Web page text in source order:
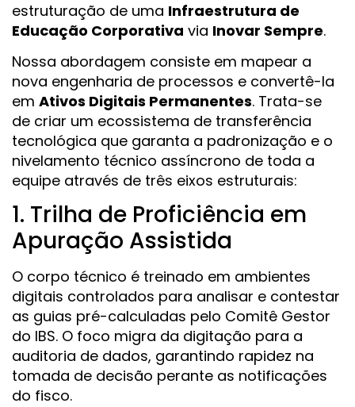
estruturação de uma Infraestrutura de
Educação Corporativa via Inovar Sempre.
Nossa abordagem consiste em mapear a
nova engenharia de processos e convertê-la
em Ativos Digitais Permanentes. Trata-se
de criar um ecossistema de transferência
tecnológica que garanta a padronização e o
nivelamento técnico assíncrono de toda a
equipe através de três eixos estruturais:
1. Trilha de Proficiência em
Apuração Assistida
O corpo técnico é treinado em ambientes
digitais controlados para analisar e contestar
as guias pré-calculadas pelo Comitê Gestor
do IBS. O foco migra da digitação para a
auditoria de dados, garantindo rapidez na
tomada de decisão perante as notificações
do fisco.